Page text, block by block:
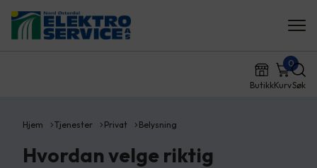
ButikkKurv
0
Søk
Hjem Tjenester Privat Belysning
Hvordan velge riktig